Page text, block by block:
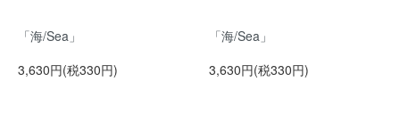
「海/Sea」
3,630円(税330円)
「海/Sea」
3,630円(税330円)